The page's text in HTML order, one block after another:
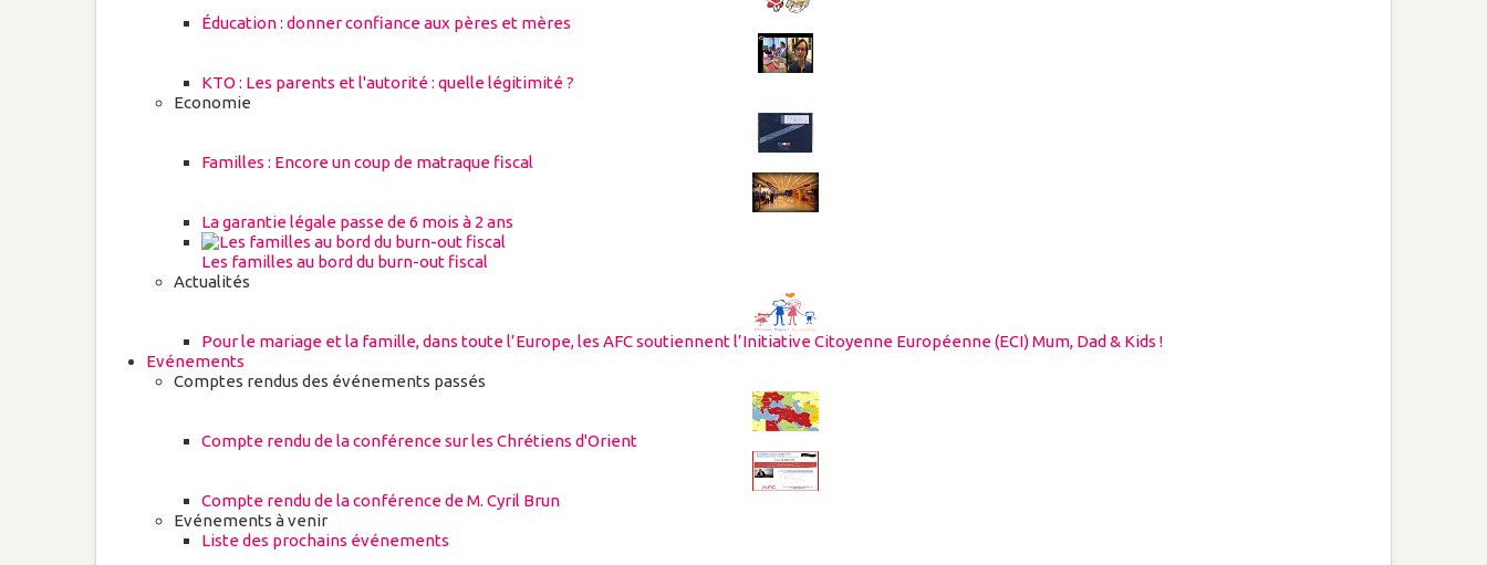
Éducation : donner confiance aux pères et mères
KTO : Les parents et l'autorité : quelle légitimité ?
Economie
Familles : Encore un coup de matraque fiscal
La garantie légale passe de 6 mois à 2 ans
Les familles au bord du burn-out fiscal
Actualités
Pour le mariage et la famille, dans toute l’Europe, les AFC soutiennent l’Initiative Citoyenne Européenne (ECI) Mum, Dad & Kids !
Evénements
Comptes rendus des événements passés
Compte rendu de la conférence sur les Chrétiens d'Orient
Compte rendu de la conférence de M. Cyril Brun
Evénements à venir
Liste des prochains événements